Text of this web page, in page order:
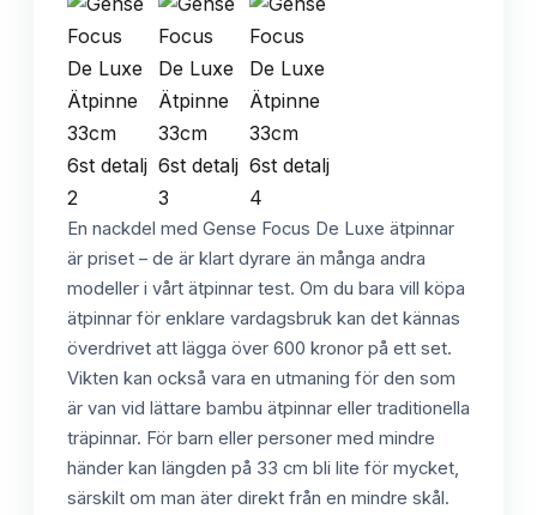
En nackdel med Gense Focus De Luxe ätpinnar
är priset – de är klart dyrare än många andra
modeller i vårt ätpinnar test. Om du bara vill köpa
ätpinnar för enklare vardagsbruk kan det kännas
överdrivet att lägga över 600 kronor på ett set.
Vikten kan också vara en utmaning för den som
är van vid lättare bambu ätpinnar eller traditionella
träpinnar. För barn eller personer med mindre
händer kan längden på 33 cm bli lite för mycket,
särskilt om man äter direkt från en mindre skål.